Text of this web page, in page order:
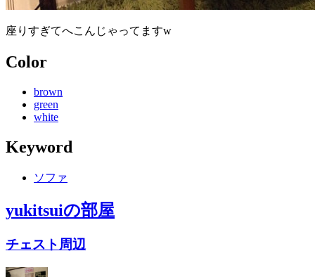
座りすぎてへこんじゃってますw
Color
brown
green
white
Keyword
ソファ
yukitsuiの部屋
チェスト周辺